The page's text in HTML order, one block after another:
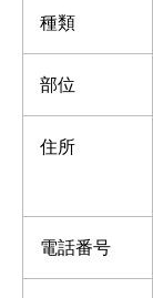
種類
部位
住所
電話番号